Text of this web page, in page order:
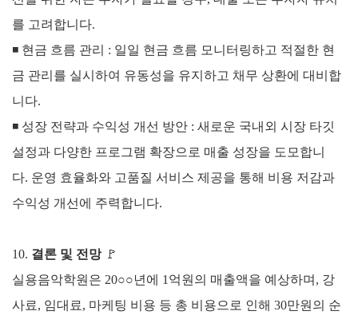
를 고려합니다.
◾ 현금 흐름 관리 : 일일 현금 흐름 모니터링하고 적절한 현
금 관리를 실시하여 유동성을 유지하고 채무 상환에 대비합
니다.
◾ 성장 전략과 수익성 개선 방안 : 새로운 국내외 시장 타깃
설정과 다양한 프로그램 확장으로 매출 성장을 도모합니
다. 운영 효율화와 고품질 서비스 제공을 통해 비용 저감과
수익성 개선에 주력합니다.
10. 결론 및 전망 🚩
실용음악학원은 20○○년에 1억원의 매출액을 예상하며, 강
사료, 임대료, 마케팅 비용 등 총 비용으로 인해 30만원의 순